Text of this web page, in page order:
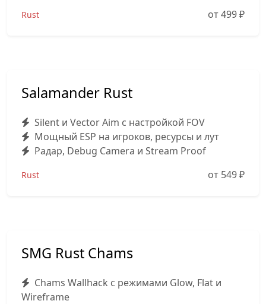
Rust от 499₽
Salamander Rust
Silent и Vector Aim с настройкой FOV
Мощный ESP на игроков, ресурсы и лут
Радар, Debug Camera и Stream Proof
Rust от 549₽
SMG Rust Chams
Chams Wallhack с режимами Glow, Flat и
Wireframe